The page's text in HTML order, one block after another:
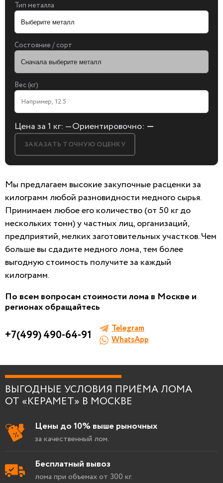
обработку персональных
Тип металла
Состояние / сорт
Вес (кг)
Цена за 1 кг: —Ориентировочно: —
ЗАКАЗАТЬ ТОЧНУЮ ОЦЕНКУ
БЕСПЛАТНАЯ КОНСУЛЬТАЦИЯ
И ОЦЕНКА ЛОМА
Заполните форму, мы сами к вам позвоним!
Я согласен наобработку персональных
Мы предлагаем высокие закупочные расценки за
килограмм любой разновидности медного сырья.
Принимаем любое его количество (от 50 кгдо
нескольких тонн) у частных лиц, организаций,
предприятий, мелких заготовительных участков.Чем
больше вы сдадите медного лома, тем более
выгодную стоимость получите за каждый
килограмм.
По всем вопросам стоимости лома в Москве и
регионах обращайтесь
+7(499) 490-64-91
Telegram
WhatsApp
ВЫГОДНЫЕ УСЛОВИЯ ПРИЁМА ЛОМА
ОТ «КЕРАМЕТ» В МОСКВЕ
Цены до 10% выше рыночных
за качественный лом.
Бесплатный вывоз
лома при объемах от 300 кг.